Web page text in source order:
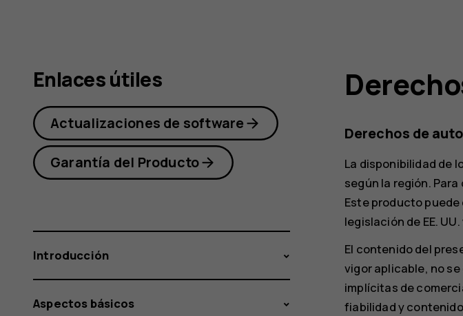
4.2 Derechos de
La disponibilidad de
según la región.
Este producto
legislación de EE.
El contenido del
vigor aplicable, no
implícitas de
fiabilidad y
Enlaces útiles
Actualizaciones de software
Garantía del Producto
Introducción
Aspectos básicos